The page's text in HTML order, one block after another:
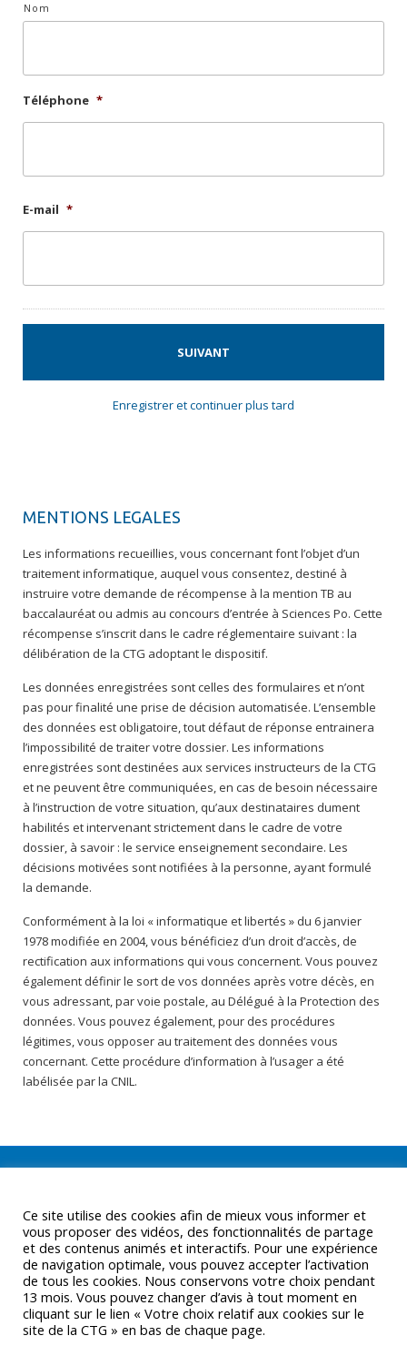
Nom
Téléphone *
E-mail *
Enregistrer et continuer plus tard
MENTIONS LEGALES
Les informations recueillies, vous concernant font l’objet d’un
traitement informatique, auquel vous consentez, destiné à
instruire votre demande de récompense à la mention TB au
baccalauréat ou admis au concours d’entrée à Sciences Po. Cette
récompense s’inscrit dans le cadre réglementaire suivant : la
délibération de la CTG adoptant le dispositif.
Les données enregistrées sont celles des formulaires et n’ont
pas pour finalité une prise de décision automatisée. L’ensemble
des données est obligatoire, tout défaut de réponse entrainera
l’impossibilité de traiter votre dossier. Les informations
enregistrées sont destinées aux services instructeurs de la CTG
et ne peuvent être communiquées, en cas de besoin nécessaire
à l’instruction de votre situation, qu’aux destinataires dument
habilités et intervenant strictement dans le cadre de votre
dossier, à savoir : le service enseignement secondaire. Les
décisions motivées sont notifiées à la personne, ayant formulé
la demande.
Conformément à la loi « informatique et libertés » du 6 janvier
1978 modifiée en 2004, vous bénéficiez d’un droit d’accès, de
rectification aux informations qui vous concernent. Vous pouvez
également définir le sort de vos données après votre décès, en
vous adressant, par voie postale, au Délégué à la Protection des
données. Vous pouvez également, pour des procédures
légitimes, vous opposer au traitement des données vous
concernant. Cette procédure d’information à l’usager a été
labélisée par la CNIL.
Ce site utilise des cookies afin de mieux vous informer et
vous proposer des vidéos, des fonctionnalités de partage
et des contenus animés et interactifs. Pour une expérience
de navigation optimale, vous pouvez accepter l’activation
de tous les cookies. Nous conservons votre choix pendant
13 mois. Vous pouvez changer d’avis à tout moment en
cliquant sur le lien « Votre choix relatif aux cookies sur le
site de la CTG » en bas de chaque page.